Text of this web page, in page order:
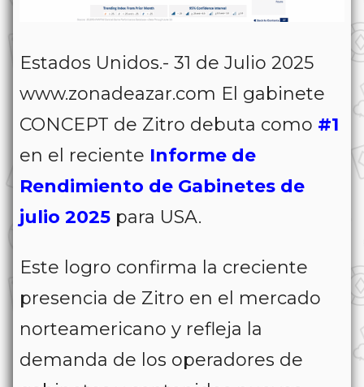
Estados Unidos.- 31 de Julio 2025
www.zonadeazar.com El gabinete
CONCEPT de Zitro debuta como #1
en el reciente Informe de
Rendimiento de Gabinetes de
julio 2025 para USA.
Este logro confirma la creciente
presencia de Zitro en el mercado
norteamericano y refleja la
demanda de los operadores de